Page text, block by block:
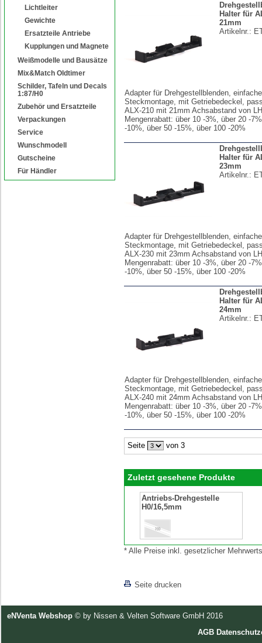
Lichtleiter
Gewichte
Ersatzteile Antriebe
Kupplungen und Magnete
Weißmodelle und Bausätze
Mix&Match Oldtimer
Schilder, Tafeln und Decals
1:87/H0
Zubehör und Ersatzteile
Verpackungen
Service
Wunschmodell
Gutscheine
Für Händler
Halter für
21mm
Artikelnr.:
Adapter für Drehgestellblenden, einfache
Steckmontage, mit Getriebedeckel,
ALX-210 mit 21mm Achsabstand von
Mengenrabatt: über 10 -3%, über 20 -
-10%, über 50 -15%, über 100 -20%
Halter für
23mm
Artikelnr.:
Adapter für Drehgestellblenden, einfache
Steckmontage, mit Getriebedeckel,
ALX-230 mit 23mm Achsabstand von
Mengenrabatt: über 10 -3%, über 20 -
-10%, über 50 -15%, über 100 -20%
Halter für
24mm
Artikelnr.:
Adapter für Drehgestellblenden, einfache
Steckmontage, mit Getriebedeckel,
ALX-240 mit 24mm Achsabstand von
Mengenrabatt: über 10 -3%, über 20 -
-10%, über 50 -15%, über 100 -20%
Seite von 3
Zuletzt gesehene Produkte
Antriebs-Drehgestelle
H0/16,5mm
* Alle Preise inkl. gesetzlicher
Seite drucken
eNVenta Webshop © by Nissen & Velten Software GmbH 2016
AGB